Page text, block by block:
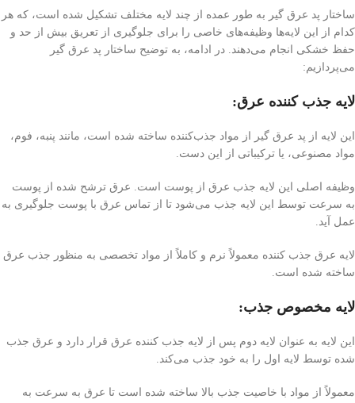
ساختار پد عرق گیر به طور عمده از چند لایه مختلف تشکیل شده است، که هر
کدام از این لایه‌ها وظیفه‌های خاصی را برای جلوگیری از تعریق بیش از حد و
حفظ خشکی انجام می‌دهند. در ادامه، به توضیح ساختار پد عرق گیر
می‌پردازیم:
لایه جذب کننده عرق:
این لایه از پد عرق گیر از مواد جذب‌کننده ساخته شده است، مانند پنبه، فوم،
مواد مصنوعی، یا ترکیباتی از این دست.
وظیفه اصلی این لایه جذب عرق از پوست است. عرق ترشح شده از پوست
به سرعت توسط این لایه جذب می‌شود تا از تماس عرق با پوست جلوگیری به
عمل آید.
لایه عرق جذب کننده معمولاً نرم و کاملاً از مواد تخصصی به منظور جذب عرق
ساخته شده است.
لایه مخصوص جذب:
این لایه به عنوان لایه دوم پس از لایه جذب کننده عرق قرار دارد و عرق جذب
شده توسط لایه اول را به خود جذب می‌کند.
معمولاً از مواد با خاصیت جذب بالا ساخته شده است تا عرق به سرعت به